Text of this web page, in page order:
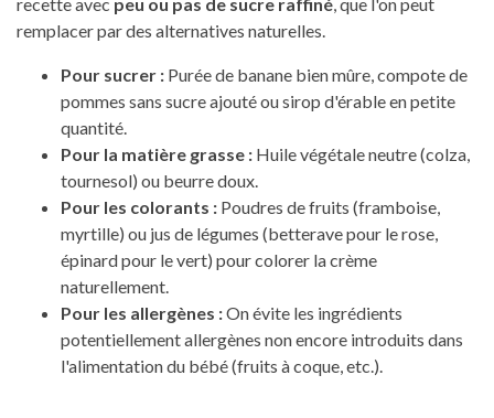
remplacer par des alternatives naturelles.
Pour sucrer : Purée de banane bien mûre, compote de
pommes sans sucre ajouté ou sirop d'érable en petite
quantité.
Pour la matière grasse : Huile végétale neutre (colza,
tournesol) ou beurre doux.
Pour les colorants : Poudres de fruits (framboise,
myrtille) ou jus de légumes (betterave pour le rose,
épinard pour le vert) pour colorer la crème
naturellement.
Pour les allergènes :On évite les ingrédients
potentiellement allergènes non encore introduits dans
l'alimentation du bébé (fruits à coque, etc.).